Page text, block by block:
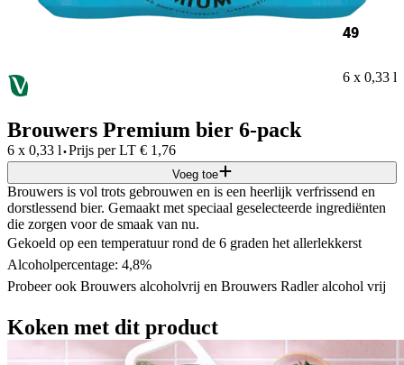
49
6 x 0,33 l
Brouwers Premium bier 6-pack
6 x 0,33 l·Prijs per LT € 1,76
Voeg toe
Brouwers is vol trots gebrouwen en is een heerlijk verfrissend en
dorstlessend bier. Gemaakt met speciaal geselecteerde ingrediënten
die zorgen voor de smaak van nu.
Gekoeld op een temperatuur rond de 6 graden het allerlekkerst
Alcoholpercentage: 4,8%
Probeer ook Brouwers alcoholvrij en Brouwers Radler alcohol vrij
Koken met dit product